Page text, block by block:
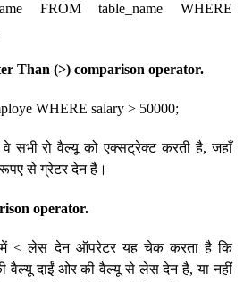
FROM table_name WHERE
Than (>) comparison operator.
WHERE salary > 50000;
वे सभी रो वैल्यू को एक्सट्रेक्ट करती है, जहाँ
रूपए से ग्रेटर देन है।
operator.
< लेस देन ऑपरेटर यह चेक करता है कि
वैल्यू दाईं ओर की वैल्यू से लेस देन है, या नहीं